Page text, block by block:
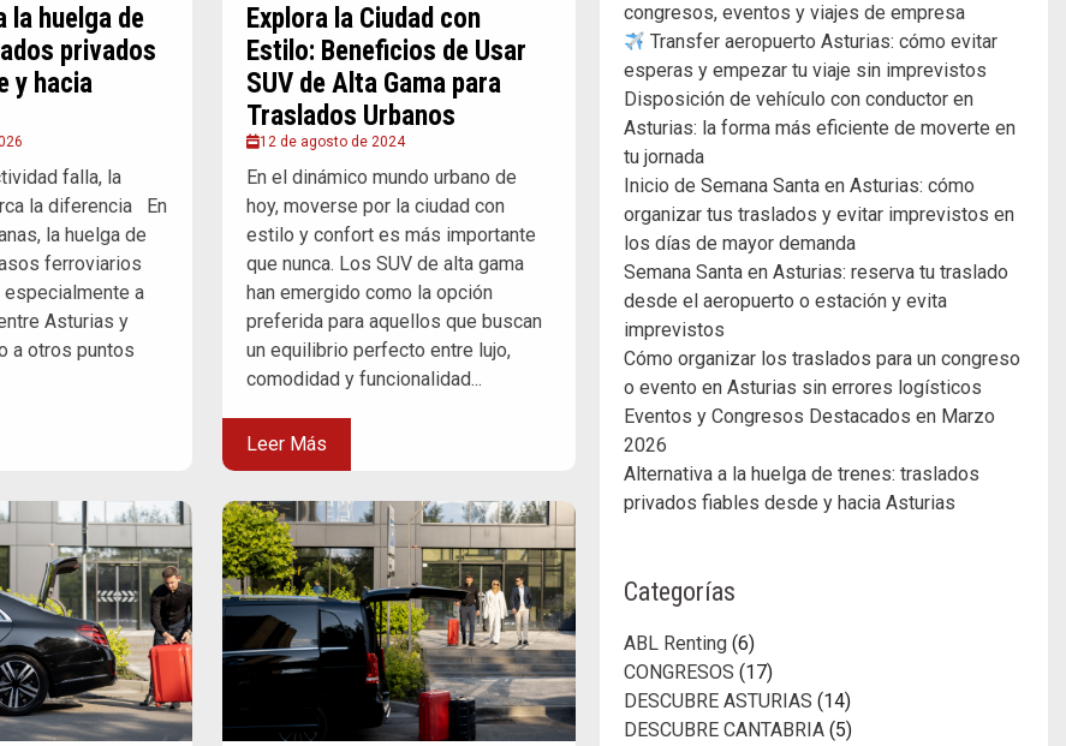
la huelga de
privados
y hacia
falla, la
la diferencia En
la huelga de
ferroviarios
a
Asturias y
a otros puntos
Explora la Ciudad con
Estilo: Beneficios de Usar
SUV de Alta Gama para
Traslados Urbanos
12 de agosto de 2024
En el dinámico mundo urbano de
hoy, moverse por la ciudad con
estilo y confort es más importante
que nunca. Los SUV de alta gama
han emergido como la opción
preferida para aquellos que buscan
un equilibrio perfecto entre lujo,
comodidad y funcionalidad...
Leer Más
congresos, eventos y viajes de empresa
Transfer aeropuerto Asturias: cómo evitar
esperas y empezar tu viaje sin imprevistos
Disposición de vehículo con conductor en
Asturias: la forma más eficiente de moverte en
tu jornada
Inicio de Semana Santa en Asturias: cómo
organizar tus traslados y evitar imprevistos en
los días de mayor demanda
Semana Santa en Asturias: reserva tu traslado
desde el aeropuerto o estación y evita
imprevistos
Cómo organizar los traslados para un congreso
o evento en Asturias sin errores logísticos
Eventos y Congresos Destacados en Marzo
2026
Alternativa a la huelga de trenes: traslados
privados fiables desde y hacia Asturias
Categorías
ABL Renting(6)
CONGRESOS (17)
DESCUBRE ASTURIAS (14)
DESCUBRE CANTABRIA(5)